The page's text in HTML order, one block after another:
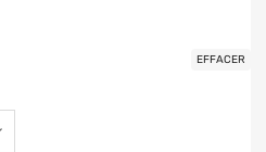
EFFACER